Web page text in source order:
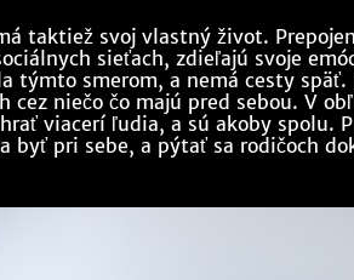
taktiež svoj vlastný život.
sieťach, zdieľajú svoje
týmto smerom, a nemá cesty
cez niečo čo majú pred sebou. V
viacerí ľudia, a sú akoby spolu.
byť pri sebe, a pýtať sa rodičoch